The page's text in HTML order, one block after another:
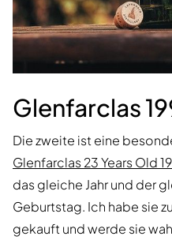
Glenfarclas
Die zweite ist eine
Glenfarclas 23 Years Old
das gleiche Jahr und der
Geburtstag. Ich habe sie
gekauft und werde sie